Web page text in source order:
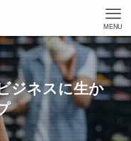
MENU
ジネスに生か